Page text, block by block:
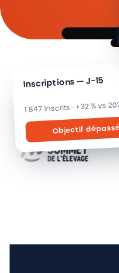
Inscriptions — J-15
1 847 inscrits · +32 % vs
Objectif dépassé
ILS PILOTENT